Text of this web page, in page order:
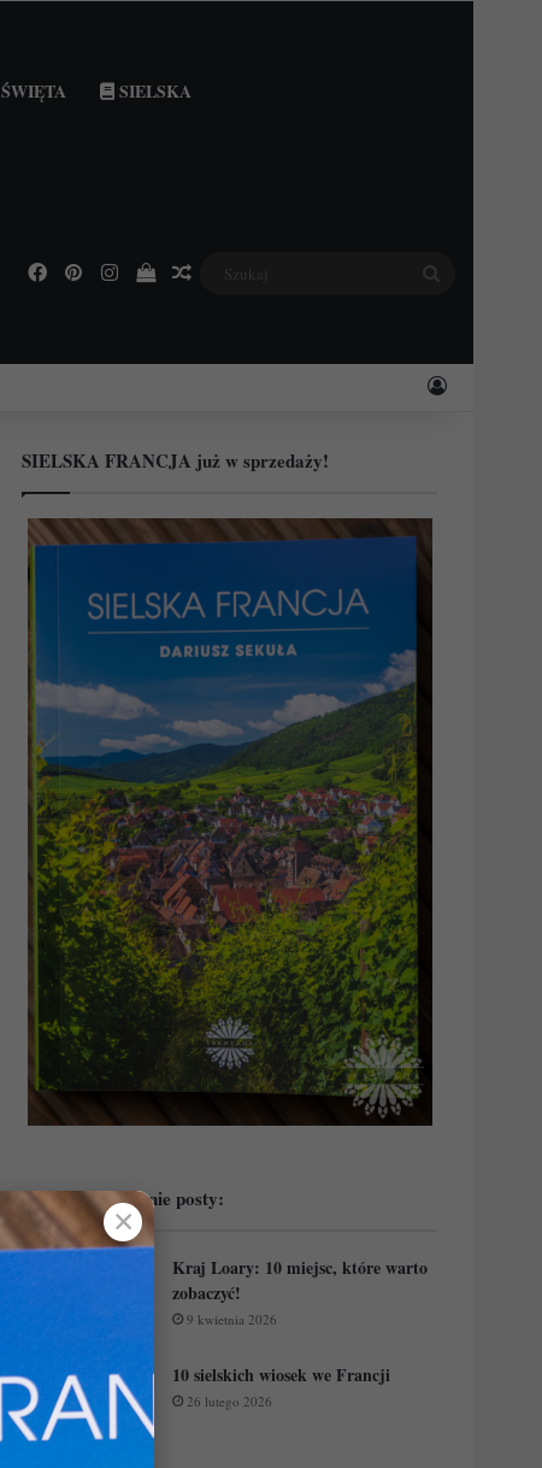
ŚWIĘTA SIELSKA
Facebook
PinterestInstagramPodejrzyj swój koszyk
Losowy wpis
Zaloguj
SIELSKA FRANCJA już w sprzedaży!
Przeczytaj ostatnie posty:
Kraj Loary: 10 miejsc, które warto
zobaczyć!
9 kwietnia 2026
10 sielskich wiosek we Francji
26 lutego 2026
✕